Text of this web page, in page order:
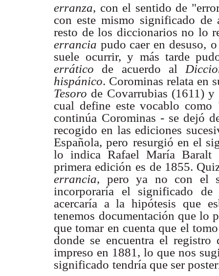
erranza, con el sentido de
con este mismo significado de
resto de los diccionarios no lo
errancia pudo caer en desuso,
suele ocurrir, y más tarde
errático de acuerdo al
hispánico. Corominas relata en
Tesoro de Covarrubias (1611)
cual define este vocablo como
continúa Corominas - se dejó
recogido en las ediciones
Española, pero resurgió en el
lo indica Rafael María Baralt
primera edición es de 1855.
errancia, pero ya no con el
incorporaría el significado de
acercaría a la hipótesis que
tenemos documentación que lo
que tomar en cuenta que el
donde se encuentra el
impreso en 1881, lo que nos
significado tendría que ser